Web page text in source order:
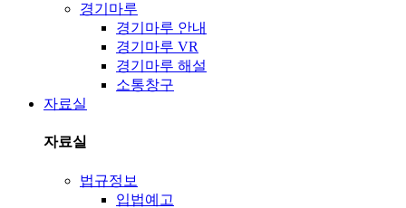
경기마루
경기마루 안내
경기마루 VR
경기마루 해설
소통창구
자료실
자료실
법규정보
입법예고